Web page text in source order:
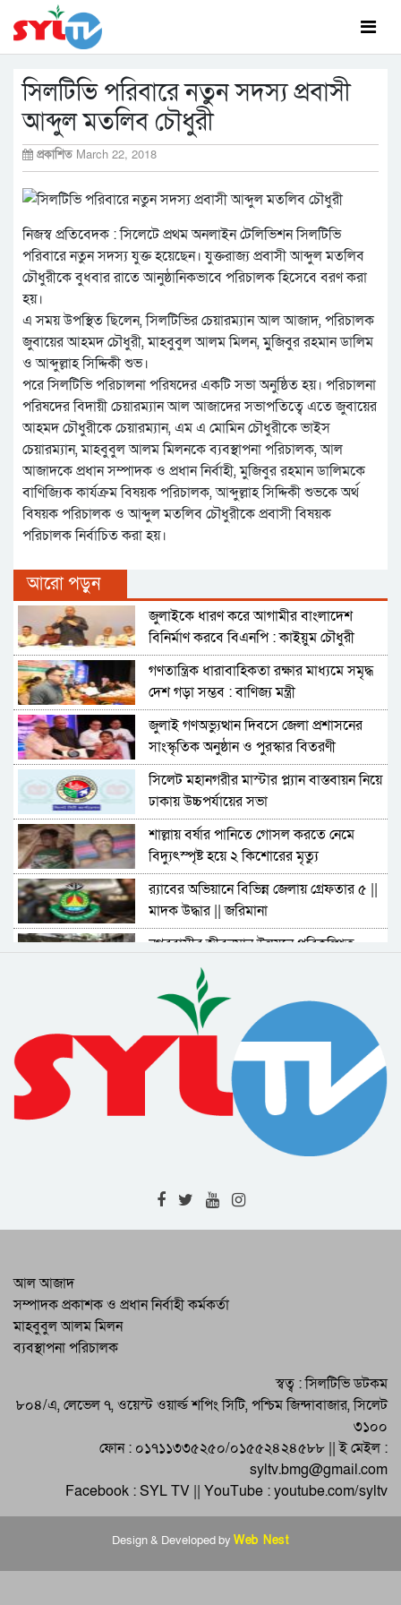
সিলটিভি পরিবারে নতুন সদস্য প্রবাসী
আব্দুল মতলিব চৌধুরী
প্রকাশিত March 22, 2018
নিজস্ব প্রতিবেদক : সিলেটে প্রথম অনলাইন টেলিভিশন সিলটিভি
পরিবারে নতুন সদস্য যুক্ত হয়েছেন। যুক্তরাজ্য প্রবাসী আব্দুল মতলিব
চৌধুরীকে বুধবার রাতে আনুষ্ঠানিকভাবে পরিচালক হিসেবে বরণ করা
হয়।
এ সময় উপস্থিত ছিলেন, সিলটিভির চেয়ারম্যান আল আজাদ, পরিচালক
জুবায়ের আহমদ চৌধুরী, মাহবুবুল আলম মিলন, মুুজিবুর রহমান ডালিম
ও আব্দুল্লাহ সিদ্দিকী শুভ।
পরে সিলটিভি পরিচালনা পরিষদের একটি সভা অনুষ্ঠিত হয়। পরিচালনা
পরিষদের বিদায়ী চেয়ারম্যান আল আজাদের সভাপতিত্বে এতে জুবায়ের
আহমদ চৌধুরীকে চেয়ারম্যান, এম এ মোমিন চৌধুরীকে ভাইস
চেয়ারম্যান, মাহবুবুল আলম মিলনকে ব্যবস্থাপনা পরিচালক, আল
আজাদকে প্রধান সম্পাদক ও প্রধান নির্বাহী, মুজিবুর রহমান ডালিমকে
বাণিজ্যিক কার্যক্রম বিষয়ক পরিচালক, আব্দুল্লাহ সিদ্দিকী শুভকে অর্থ
বিষয়ক পরিচালক ও আব্দুল মতলিব চৌধুরীকে প্রবাসী বিষয়ক
পরিচালক নির্বাচিত করা হয়।
আরো পড়ুন
জুলাইকে ধারণ করে আগামীর বাংলাদেশ
বিনির্মাণ করবে বিএনপি : কাইয়ুম চৌধুরী
গণতান্ত্রিক ধারাবাহিকতা রক্ষার মাধ্যমে সমৃদ্ধ
দেশ গড়া সম্ভব : বাণিজ্য মন্ত্রী
জুলাই গণঅভ্যুত্থান দিবসে জেলা প্রশাসনের
সাংস্কৃতিক অনুষ্ঠান ও পুরস্কার বিতরণী
সিলেট মহানগরীর মাস্টার প্ল্যান বাস্তবায়ন নিয়ে
ঢাকায় উচ্চপর্যায়ের সভা
শাল্লায় বর্ষার পানিতে গোসল করতে নেমে
বিদ্যুৎস্পৃষ্ট হয়ে ২ কিশোরের মৃত্যু
র‌্যাবের অভিয়ানে বিভিন্ন জেলায় গ্রেফতার ৫ ||
মাদক উদ্ধার || জরিমানা
নগরবাসীর জীবনমান উন্নয়নে পরিকল্পিত
উন্নয়নের বিকল্প নেই : সিসিক প্রশাসক
শিক্ষক মুরাদ আহমদের মৃত্যুতে শোকসভা ও
দোয়া মাহফিল অনুষ্ঠিত
নিরাপদ ও বাসযোগ্য নগর গড়তে পর্যাপ্ত
আলোকসজ্জা গুরুত্বপূর্ণ : সিসিক প্রশাসক
ওসমানী বিমানবন্দরের নিখোঁজ নিরাপত্তা
কর্মকর্তা জেলিনের সন্ধান দাবি মায়ের
জালালাবাদ অ্যাসোসিয়েশন নির্বাচনে সর্বোচ্চ
সামনে তুলে ধরেন : সিসিক প্রশাসক
মধ্যনগরে ঝুঁকিপূর্ণ ভবনে ভারপ্রাপ্ত আর অস্থায়ী
বদলির শিক্ষক দিয়ে চলছে পাঠদান
আল আজাদ
সম্পাদক প্রকাশক ও প্রধান নির্বাহী কর্মকর্তা
মাহবুবুল আলম মিলন
ব্যবস্থাপনা পরিচালক
স্বত্ব : সিলটিভি ডটকম
৮০৪/এ, লেভেল ৭, ওয়েস্ট ওয়ার্ল্ড শপিং সিটি, পশ্চিম জিন্দাবাজার, সিলেট
৩১০০
ফোন : ০১৭১১৩৩৫২৫০/০১৫৫২৪২৪৫৮৮ || ই মেইল :
syltv.bmg@gmail.com
Facebook : SYL TV || YouTube : youtube.com/syltv
Design & Developed by Web Nest